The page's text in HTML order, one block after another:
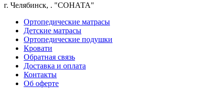
г. Челябинск, . "СОНАТА"
Ортопедические матрасы
Детские матрасы
Ортопедические подушки
Кровати
Обратная связь
Доставка и оплата
Контакты
Об оферте